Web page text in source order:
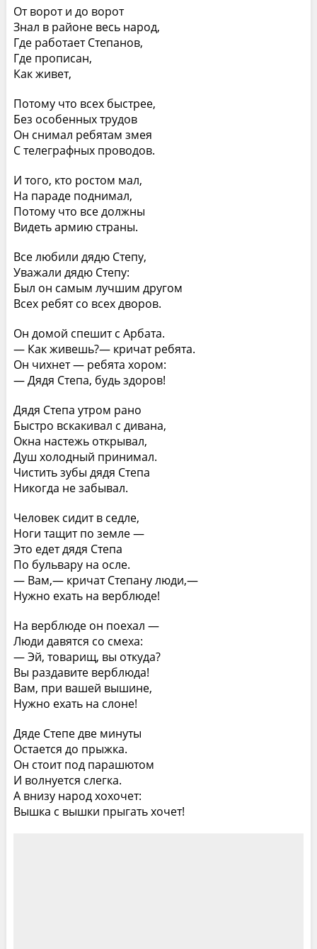
От ворот и до ворот
Знал в районе весь народ,
Где работает Степанов,
Где прописан,
Как живет,
Потому что всех быстрее,
Без особенных трудов
Он снимал ребятам змея
С телеграфных проводов.
И того, кто ростом мал,
На параде поднимал,
Потому что все должны
Видеть армию страны.
Все любили дядю Степу,
Уважали дядю Степу:
Был он самым лучшим другом
Всех ребят со всех дворов.
Он домой спешит с Арбата.
— Как живешь?— кричат ребята.
Он чихнет — ребята хором:
— Дядя Степа, будь здоров!
Дядя Степа утром рано
Быстро вскакивал с дивана,
Окна настежь открывал,
Душ холодный принимал.
Чистить зубы дядя Степа
Никогда не забывал.
Человек сидит в седле,
Ноги тащит по земле —
Это едет дядя Степа
По бульвару на осле.
— Вам,— кричат Степану люди,—
Нужно ехать на верблюде!
На верблюде он поехал —
Люди давятся со смеха:
— Эй, товарищ, вы откуда?
Вы раздавите верблюда!
Вам, при вашей вышине,
Нужно ехать на слоне!
Дяде Степе две минуты
Остается до прыжка.
Он стоит под парашютом
И волнуется слегка.
А внизу народ хохочет:
Вышка с вышки прыгать хочет!